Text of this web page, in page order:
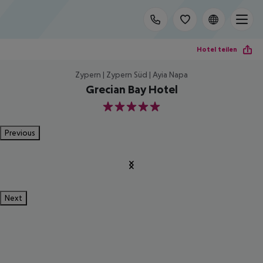
Hotel teilen
Zypern | Zypern Süd | Ayia Napa
Grecian Bay Hotel
5
Previous
Next